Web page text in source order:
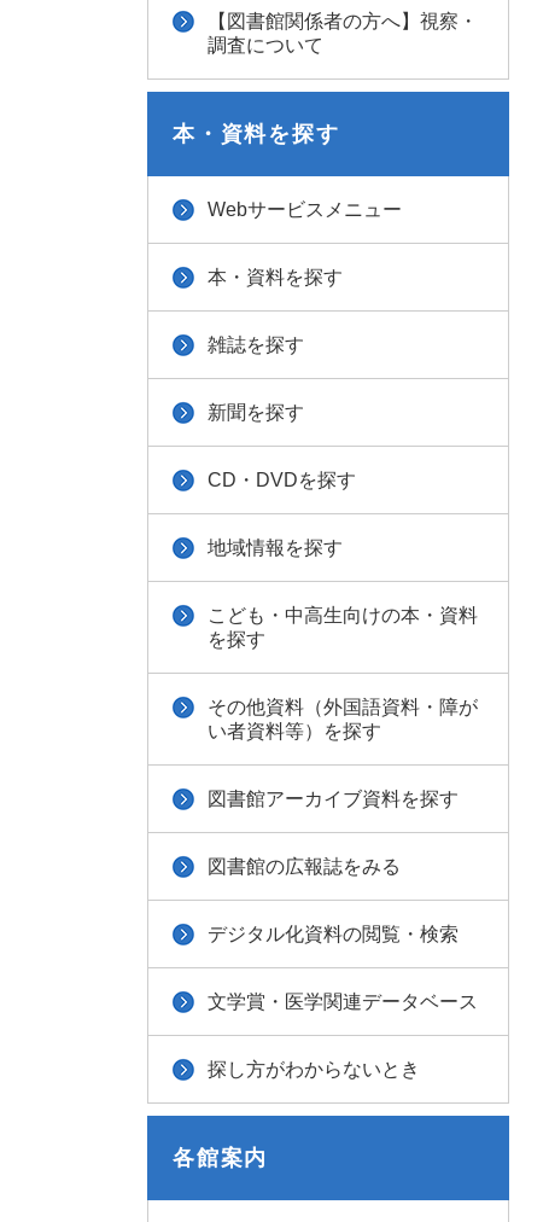
【図書館関係者の方へ】視察・
調査について
本・資料を探す
Webサービスメニュー
本・資料を探す
雑誌を探す
新聞を探す
CD・DVDを探す
地域情報を探す
こども・中高生向けの本・資料
を探す
その他資料（外国語資料・障が
い者資料等）を探す
図書館アーカイブ資料を探す
図書館の広報誌をみる
デジタル化資料の閲覧・検索
文学賞・医学関連データベース
探し方がわからないとき
各館案内